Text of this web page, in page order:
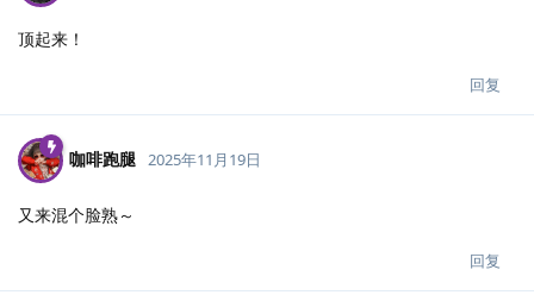
顶起来！
回复
咖啡跑腿 2025年11月19日
又来混个脸熟～
回复